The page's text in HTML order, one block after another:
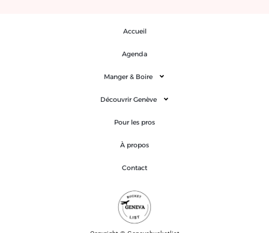
Accueil
Agenda
Manger & Boire
Découvrir Genève
Pour les pros
À propos
Contact